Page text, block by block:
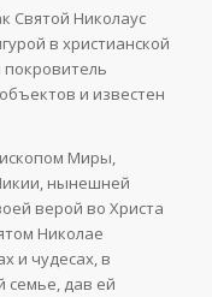
Святой Николаус
в христианской
и известен
Миры,
нынешней
верой во Христа
Николае
и чудесах, в
семье, дав ей